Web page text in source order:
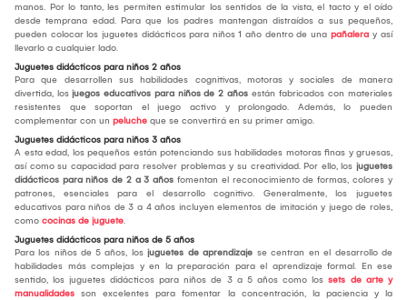
manos. Por lo tanto, les permiten estimular los sentidos de la vista, el tacto y el oído
desde temprana edad. Para que los padres mantengan distraídos a sus pequeños,
pueden colocar los juguetes didácticos para niños 1 año dentro de una pañalera y así
llevarlo a cualquier lado.
Juguetes didácticos para niños 2 años
Para que desarrollen sus habilidades cognitivas, motoras y sociales de manera
divertida, los juegos educativos para niños de 2 años están fabricados con materiales
resistentes que soportan el juego activo y prolongado. Además, lo pueden
complementar con un peluche que se convertirá en su primer amigo.
Juguetes didácticos para niños 3 años
A esta edad, los pequeños están potenciando sus habilidades motoras finas y gruesas,
así como su capacidad para resolver problemas y su creatividad. Por ello, los juguetes
didácticos para niños de 2 a 3 años fomentan el reconocimiento de formas, colores y
patrones, esenciales para el desarrollo cognitivo. Generalmente, los juguetes
educativos para niños de 3 a 4 años incluyen elementos de imitación y juego de roles,
como cocinas de juguete.
Juguetes didácticos para niños de 5 años
Para los niños de 5 años, los juguetes de aprendizaje se centran en el desarrollo de
habilidades más complejas y en la preparación para el aprendizaje formal. En ese
sentido, los juguetes didácticos para niños de 3 a 5 años como los sets de arte y
manualidades son excelentes para fomentar la concentración, la paciencia y la